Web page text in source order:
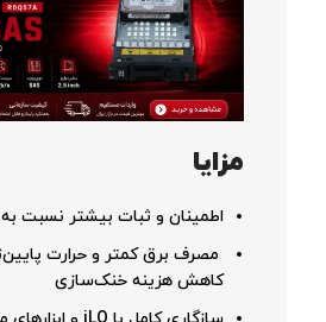
مزایا
اطمینان و ثبات بیشتر نسبت به SATA
کاهش هزینه خنک‌سازی